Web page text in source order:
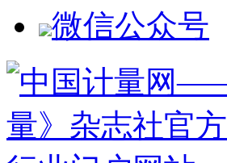
微信公众号